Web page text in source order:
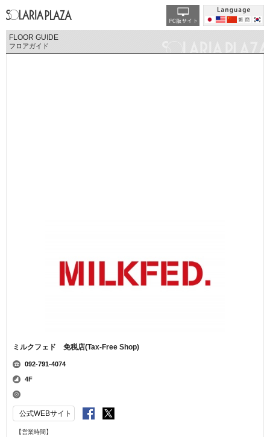
FLOOR GUIDE
フロアガイド
ミルクフェド 免税店(Tax-Free Shop)
092-791-4074
4F
公式WEBサイト
【営業時間】